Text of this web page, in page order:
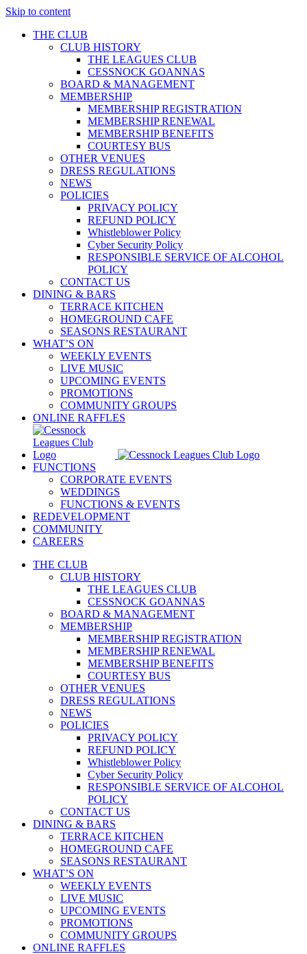
Skip to content
THE CLUB
CLUB HISTORY
THE LEAGUES CLUB
CESSNOCK GOANNAS
BOARD & MANAGEMENT
MEMBERSHIP
MEMBERSHIP REGISTRATION
MEMBERSHIP RENEWAL
MEMBERSHIP BENEFITS
COURTESY BUS
OTHER VENUES
DRESS REGULATIONS
NEWS
POLICIES
PRIVACY POLICY
REFUND POLICY
Whistleblower Policy
Cyber Security Policy
RESPONSIBLE SERVICE OF ALCOHOL
POLICY
CONTACT US
DINING & BARS
TERRACE KITCHEN
HOMEGROUND CAFE
SEASONS RESTAURANT
WHAT’S ON
WEEKLY EVENTS
LIVE MUSIC
UPCOMING EVENTS
PROMOTIONS
COMMUNITY GROUPS
ONLINE RAFFLES
FUNCTIONS
CORPORATE EVENTS
WEDDINGS
FUNCTIONS & EVENTS
REDEVELOPMENT
COMMUNITY
CAREERS
THE CLUB
CLUB HISTORY
THE LEAGUES CLUB
CESSNOCK GOANNAS
BOARD & MANAGEMENT
MEMBERSHIP
MEMBERSHIP REGISTRATION
MEMBERSHIP RENEWAL
MEMBERSHIP BENEFITS
COURTESY BUS
OTHER VENUES
DRESS REGULATIONS
NEWS
POLICIES
PRIVACY POLICY
REFUND POLICY
Whistleblower Policy
Cyber Security Policy
RESPONSIBLE SERVICE OF ALCOHOL
POLICY
CONTACT US
DINING & BARS
TERRACE KITCHEN
HOMEGROUND CAFE
SEASONS RESTAURANT
WHAT’S ON
WEEKLY EVENTS
LIVE MUSIC
UPCOMING EVENTS
PROMOTIONS
COMMUNITY GROUPS
ONLINE RAFFLES